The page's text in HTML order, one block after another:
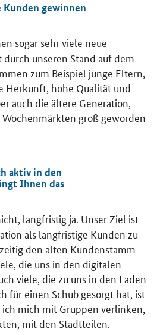
Kunden gewinnen
sogar sehr viele neue
unseren Stand auf dem
zum Beispiel junge Eltern,
Herkunft, hohe Qualität und
auch die ältere Generation,
groß geworden
aktiv in den
Ihnen das
langfristig ja. Unser Ziel ist
als langfristige Kunden zu
den alten Kundenstamm
die uns in den digitalen
viele, die zu uns in den Laden
für einen Schub gesorgt hat, ist
mich mit Gruppen verlinken,
mit den Stadtteilen.